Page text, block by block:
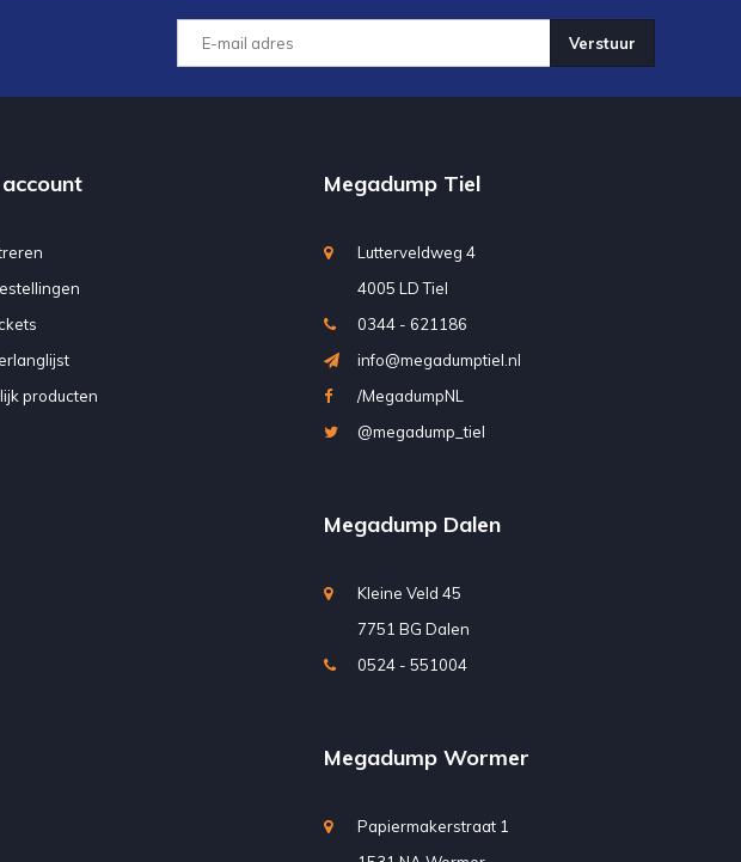
Verstuur
producten
Megadump Tiel
Lutterveldweg 4
4005 LD Tiel
0344 - 621186
info@megadumptiel.nl
/MegadumpNL
@megadump_tiel
Megadump Dalen
Kleine Veld 45
7751 BG Dalen
0524 - 551004
Megadump Wormer
Papiermakerstraat 1